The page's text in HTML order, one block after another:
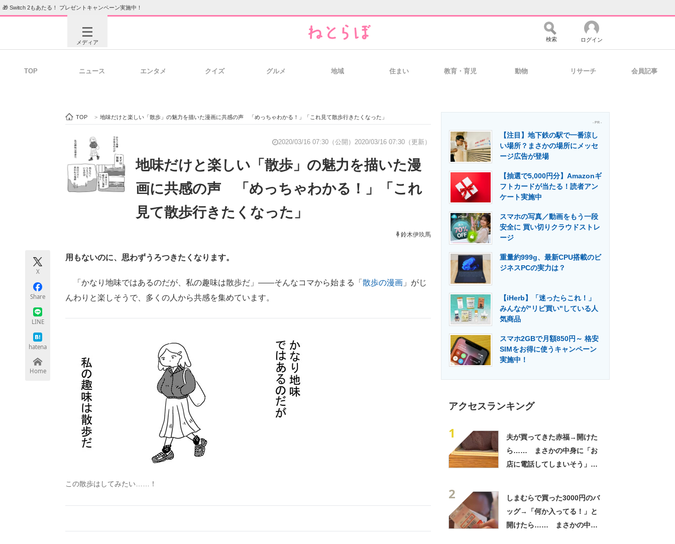
🎁 Switch 2もあたる！ プレゼントキャンペーン実施中！
メディア
ビジネスと働き方のヒント 経営リーダーのコミュニティ マーケ×ITの今がよく分かる
ITエンジニア向け専門サイト 企業向けIT製品の総合サイト IT製品の技術・比較・事例 製造業のIT導入・活用を支援
エネルギーの専門メディア 建設×テクノロジーの最前線
ちょっと気になるネットの話題
検索 ログイン
TOP ニュース エンタメ クイズ グルメ 地域 住まい 教育・育児 動物 リサーチ 会員記事
TOP > 地味だけと楽しい「散歩」の魅力を描いた漫画に共感の声 「めっちゃわかる！」「これ見て散歩行きたくなった」
2020/03/16 07:30（公開） 2020/03/16 07:30（更新）
地味だけと楽しい「散歩」の魅力を描いた漫
画に共感の声 「めっちゃわかる！」「これ
見て散歩行きたくなった」
鈴木伊玖馬
X
Share
LINE
hatena
Home
用もないのに、思わずうろつきたくなります。
「かなり地味ではあるのだが、私の趣味は散歩だ」――そんなコマから始まる「 散歩の漫画 」がじ
んわりと楽しそうで、多くの人から共感を集めています。
この散歩はしてみたい……！
- PR -
【注目】地下鉄の駅で一番涼し
い場所？まさかの場所にメッセ
ージ広告が登場
【抽選で5,000円分】Amazonギ
フトカードが当たる！読者アン
ケート実施中
スマホの写真／動画をもう一段
安全に 買い切りクラウドストレ
ージ
重量約999g、最新CPU搭載のビ
ジネスPCの実力は？
【iHerb】「迷ったらこれ！」
みんなが"リピ買い"している人
気商品
スマホ2GBで月額850円～ 格安
SIMをお得に使うキャンペーン
実施中！
アクセスランキング
1
夫が買ってきた赤福→開けた
ら…… まさかの中身に「お
店に電話してしまいそう」
2
しまむらで買った3000円のバ
ッグ→「何か入ってる！」と
開けたら…… まさかの中身